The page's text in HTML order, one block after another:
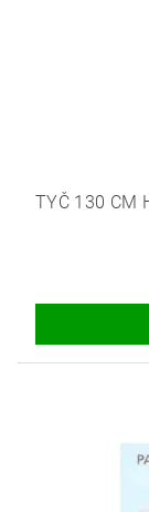
TYČ 130 CM